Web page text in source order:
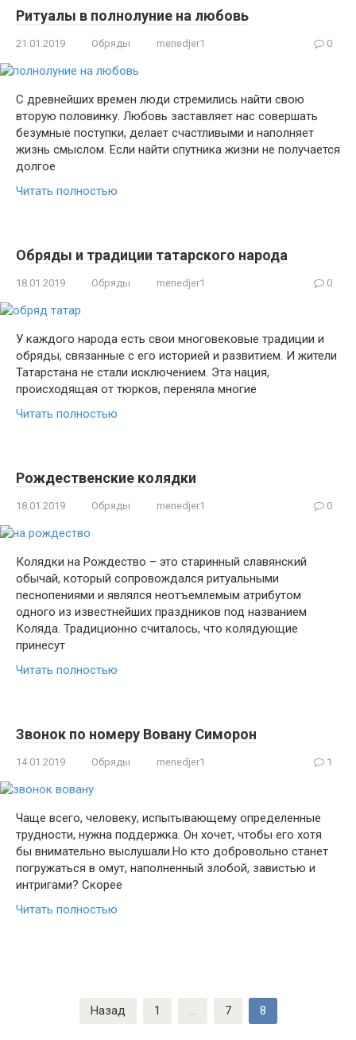
Ритуалы в полнолуние на любовь
21.01.2019 Обряды menedjer1 0
С древнейших времен люди стремились найти свою
вторую половинку. Любовь заставляет нас совершать
безумные поступки, делает счастливыми и наполняет
жизнь смыслом. Если найти спутника жизни не получается
долгое
Читать полностью
Обряды и традиции татарского народа
18.01.2019 Обряды menedjer1 0
У каждого народа есть свои многовековые традиции и
обряды, связанные с его историей и развитием. И жители
Татарстана не стали исключением. Эта нация,
происходящая от тюрков, переняла многие
Читать полностью
Рождественские колядки
18.01.2019 Обряды menedjer1 0
Колядки на Рождество – это старинный славянский
обычай, который сопровождался ритуальными
песнопениями и являлся неотъемлемым атрибутом
одного из известнейших праздников под названием
Коляда. Традиционно считалось, что колядующие
принесут
Читать полностью
Звонок по номеру Вовану Симорон
14.01.2019 Обряды menedjer1 1
Чаще всего, человеку, испытывающему определенные
трудности, нужна поддержка. Он хочет, чтобы его хотя
бы внимательно выслушали.Но кто добровольно станет
погружаться в омут, наполненный злобой, завистью и
интригами? Скорее
Читать полностью
Назад 1 … 7 8